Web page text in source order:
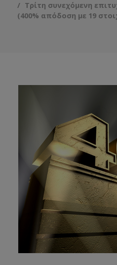
Τρίτη συνεχόμενη
(400% απόδοση με 19